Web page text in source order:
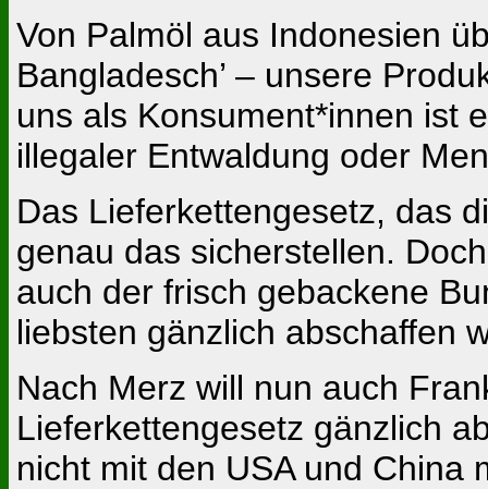
Von Palmöl aus Indonesien
Bangladesch’ – unsere
uns als Konsument*innen ist
illegaler Entwaldung oder
Das Lieferkettengesetz, das
genau das sicherstellen.
auch der frisch gebackene
liebsten gänzlich abschaffen
Nach Merz will nun auch
Lieferkettengesetz gänzlich
nicht mit den USA und China